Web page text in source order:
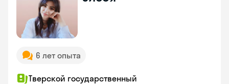
6 лет опыта
Тверской государственный